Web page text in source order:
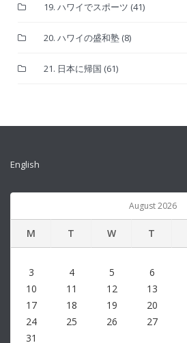
19. ハワイでスポーツ (41)
20. ハワイの盛和塾 (8)
21. 日本に帰国 (61)
English
August 2026
M T W T
3
4 5 6
10
11 12 13
17
18 19 20
24
25 26 27
31